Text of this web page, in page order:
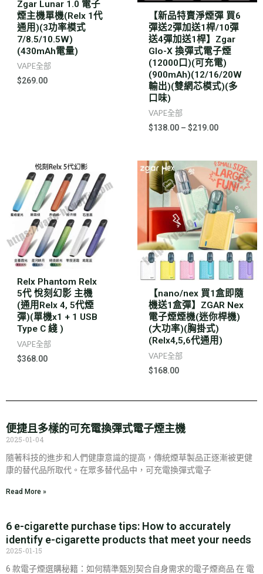
Zgar Lunar 1.0 電子
煙主機單機(Relx 1代
通用)(3功率模式
7/8.5/10.5W)
(430mAh電量)
VAPE全部
$269.00
【新品特賣淨煙彈 買6
彈送2彈加送1桿/10彈
送4彈加送1桿】Zgar
Glo-X 換彈式電子煙
(12000口)(可充電)
(900mAh)(12/16/20W
輸出)(雙網芯模式)(多
口味)
VAPE全部
$138.00– $219.00
Relx Phantom Relx
5代 悅刻幻影 主機
(通用Relx 4, 5代煙
彈)(單機x1 + 1 USB
Type C 綫 )
VAPE全部
$368.00
【nano/nex 買1盒即隨
機送1盒彈】ZGAR Nex
電子煙煙機(迷你桿機)
(大功率)(胸掛式)
(Relx4,5,6代通用)
VAPE全部
$168.00
便捷且多樣的可充電換彈式電子煙主機
2025-01-04
隨著科技的進步和人們健康意識的提高，傳統煙草製品正逐漸被更健
康的替代品所取代。在眾多替代品中，可充電換彈式電子
Read More »
6 e-cigarette purchase tips: How to accurately
identify e-cigarette products that meet your needs
2025-01-15
6 款電子煙選購秘籍：如何精準甄別契合自身需求的電子煙商品 在 電